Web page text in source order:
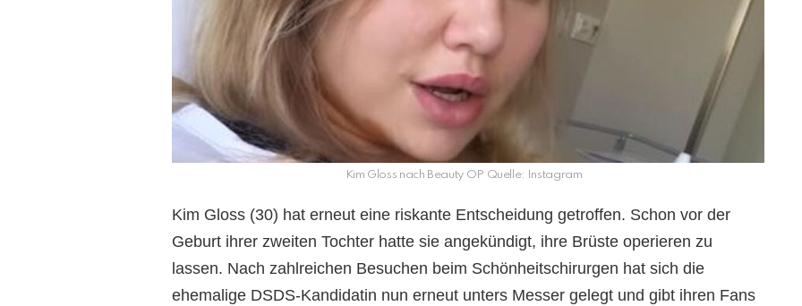
Kim Gloss nach Beauty OP Quelle: Instagram
Kim Gloss (30) hat erneut eine riskante Entscheidung getroffen. Schon vor der
Geburt ihrer zweiten Tochter hatte sie angekündigt, ihre Brüste operieren zu
lassen. Nach zahlreichen Besuchen beim Schönheitschirurgen hat sich die
ehemalige DSDS-Kandidatin nun erneut unters Messer gelegt und gibt ihren Fans